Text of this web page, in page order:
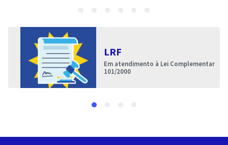
LRF
Em atendimento à Lei Complementar
101/2000